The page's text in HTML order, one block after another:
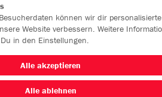
können wir dir personalisierte
Website verbessern. Weitere
in den Einstellungen.
Alle akzeptieren
Alle ablehnen